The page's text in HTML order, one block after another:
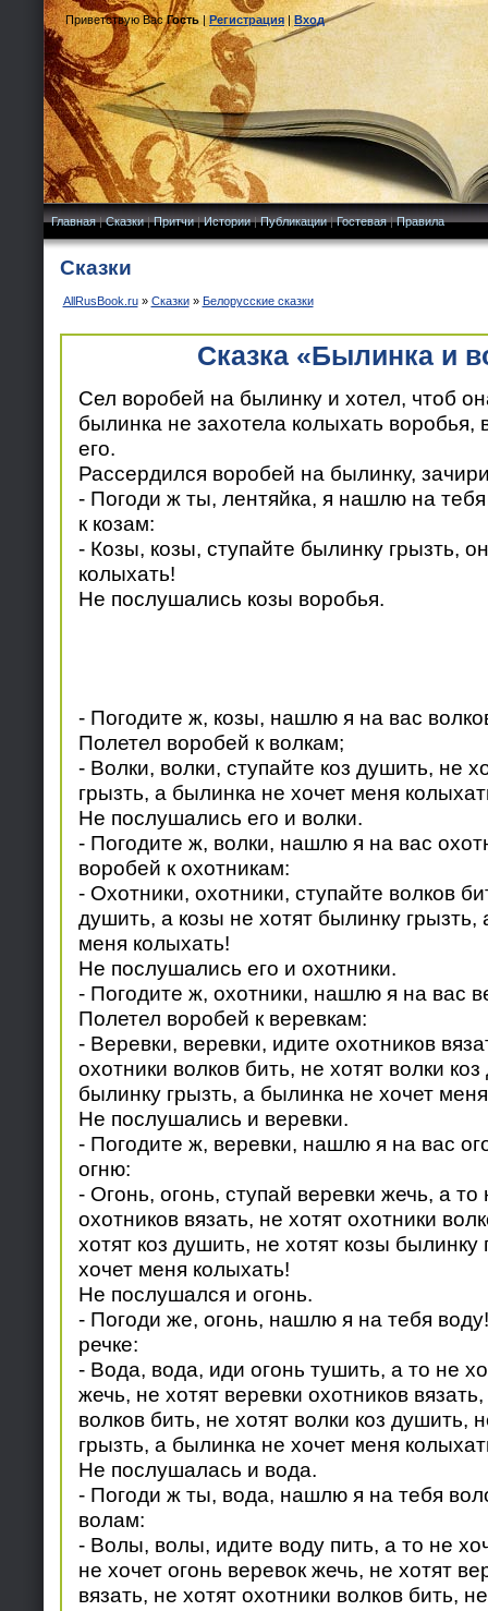
Приветствую Вас Гость|Регистрация|Вход
Главная|Сказки|Притчи|Истории|Публикации|Гостевая|Правила
Сказки
AllRusBook.ru» Сказки» Белорусские сказки
Сказка «Былинка и
Сел воробей на былинку и хотел, чтоб
былинка не захотела колыхать воробья,
его.
Рассердился воробей на былинку,
- Погоди ж ты, лентяйка, я нашлю на
к козам:
- Козы, козы, ступайте былинку грызть,
колыхать!
Не послушались козы воробья.
- Погодите ж, козы, нашлю я на вас
Полетел воробей к волкам;
- Волки, волки, ступайте коз душить, не
грызть, а былинка не хочет меня
Не послушались его и волки.
- Погодите ж, волки, нашлю я на вас
воробей к охотникам:
- Охотники, охотники, ступайте волков
душить, а козы не хотят былинку грызть,
меня колыхать!
Не послушались его и охотники.
- Погодите ж, охотники, нашлю я на вас
Полетел воробей к веревкам:
- Веревки, веревки, идите охотников
охотники волков бить, не хотят волки
былинку грызть, а былинка не хочет
Не послушались и веревки.
- Погодите ж, веревки, нашлю я на вас
огню:
- Огонь, огонь, ступай веревки жечь, а то
охотников вязать, не хотят охотники
хотят коз душить, не хотят козы
хочет меня колыхать!
Не послушался и огонь.
- Погоди же, огонь, нашлю я на тебя
речке:
- Вода, вода, иди огонь тушить, а то не
жечь, не хотят веревки охотников
волков бить, не хотят волки коз душить,
грызть, а былинка не хочет меня
Не послушалась и вода.
- Погоди ж ты, вода, нашлю я на тебя
волам:
- Волы, волы, идите воду пить, а то не
не хочет огонь веревок жечь, не хотят
вязать, не хотят охотники волков бить,